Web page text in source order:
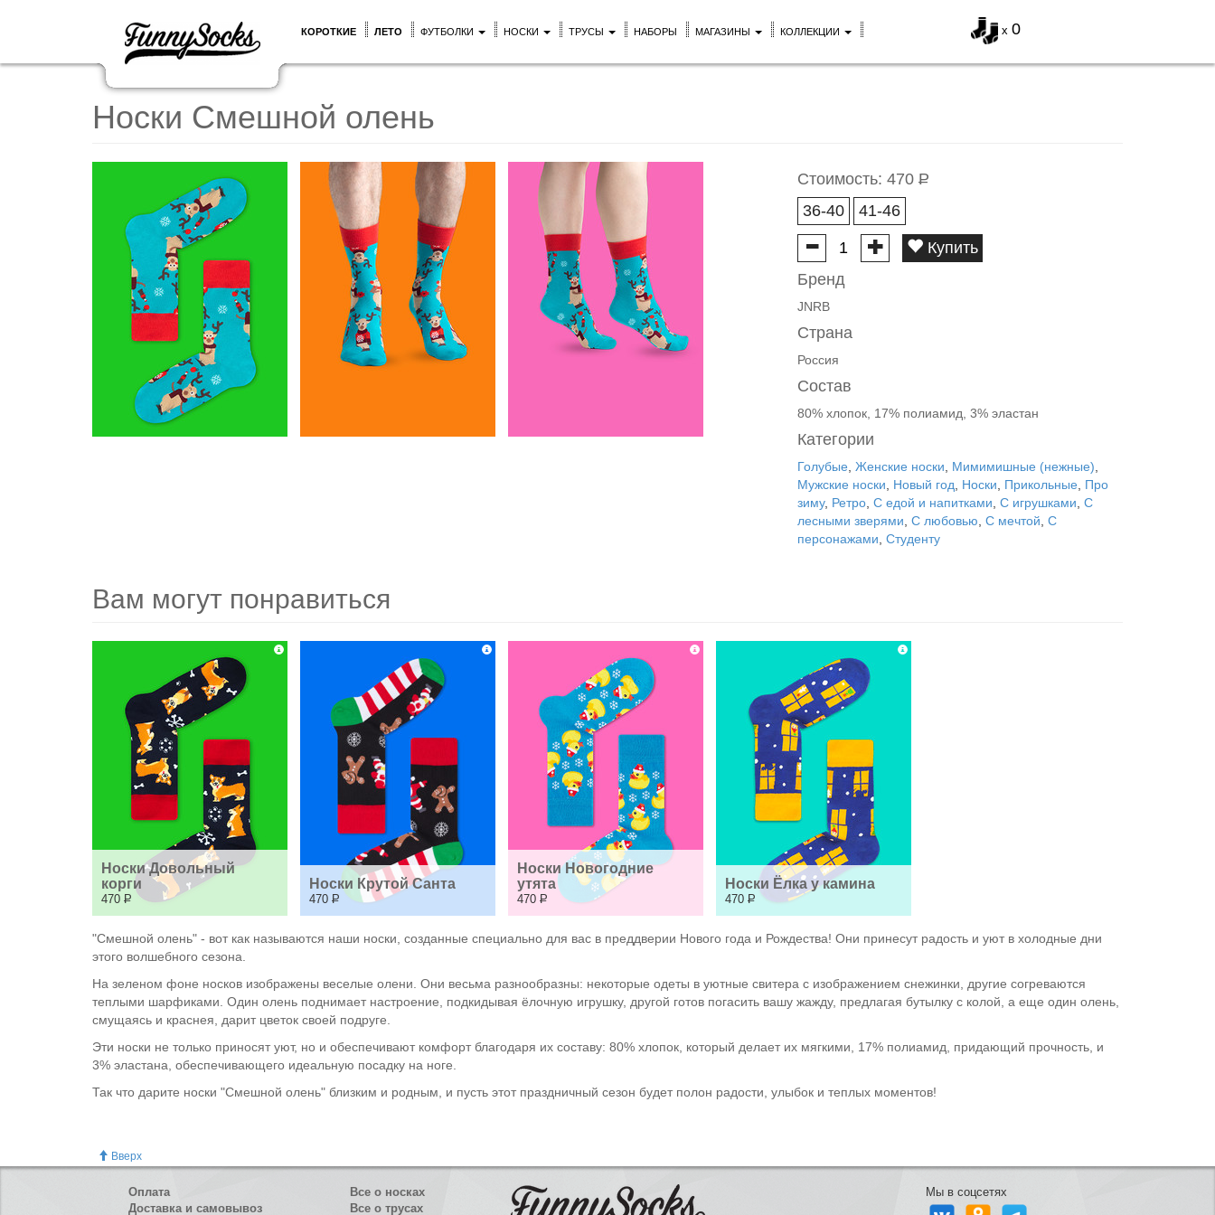
x 0
КОРОТКИЕ ЛЕТО ФУТБОЛКИ НОСКИ ТРУСЫ НАБОРЫ МАГАЗИНЫ КОЛЛЕКЦИИ
Носки Смешной олень
Стоимость: 470 Р
36-40
41-46
Купить
Бренд
JNRB
Страна
Россия
Состав
80% хлопок, 17% полиамид, 3% эластан
Категории
Голубые Женские носки Мимимишные (нежные)
Мужские носки
Новый год Носки Прикольные
Про
зиму, Ретро С едой и напитками С игрушками С
лесными зверями С любовью С мечтой С
персонажами Студенту
Вам могут понравиться
Носки Довольный
корги
470 Р
Носки Крутой Санта
470 Р
Носки Новогодние
утята
470 Р
Носки Ёлка у камина
470 Р
"Смешной олень" - вот как называются наши носки, созданные специально для вас в преддверии Нового года и Рождества! Они принесут радость и уют в холодные дни
этого волшебного сезона.
На зеленом фоне носков изображены веселые олени. Они весьма разнообразны: некоторые одеты в уютные свитера с изображением снежинки, другие согреваются
теплыми шарфиками. Один олень поднимает настроение, подкидывая ёлочную игрушку, другой готов погасить вашу жажду, предлагая бутылку с колой, а еще один олень,
смущаясь и краснея, дарит цветок своей подруге.
Эти носки не только приносят уют, но и обеспечивают комфорт благодаря их составу: 80% хлопок, который делает их мягкими, 17% полиамид, придающий прочность, и
3% эластана, обеспечивающего идеальную посадку на ноге.
Так что дарите носки "Смешной олень" близким и родным, и пусть этот праздничный сезон будет полон радости, улыбок и теплых моментов!
Вверх
Оплата
Доставка и самовывоз
Все о носках
Все о трусах
Мы в соцсетях